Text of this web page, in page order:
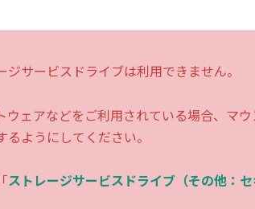
サービスドライブは利用できません。
ウェアなどをご利用されている場合、マ
ようにしてください。
ストレージサービスドライブ（その他：